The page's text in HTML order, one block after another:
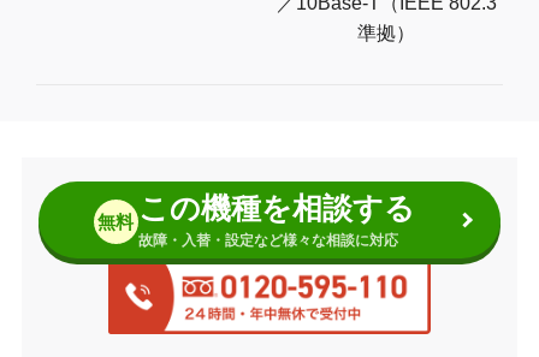
準拠）
無料 この機種を相談する
故障・入替・設定など様々な相談に対応